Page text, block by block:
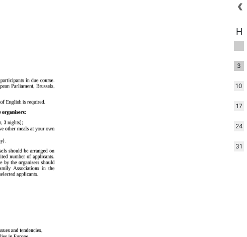
H
3
10
17
24
31